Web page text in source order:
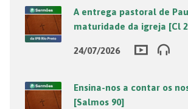
A entrega pastoral de
maturidade da igreja [Cl
24/07/2026
Ensina-nos a contar os
[Salmos 90]